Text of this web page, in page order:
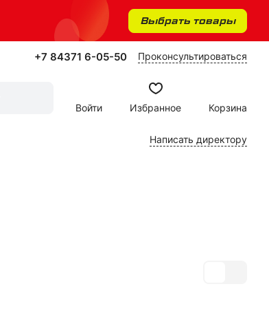
Выбрать товары
+7 84371 6-05-50 Проконсультироваться
Войти
Избранное Корзина
Написать директору